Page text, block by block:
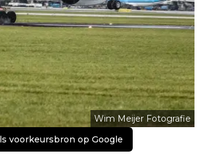
Wim Meijer Fotografie
voorkeursbron op Google